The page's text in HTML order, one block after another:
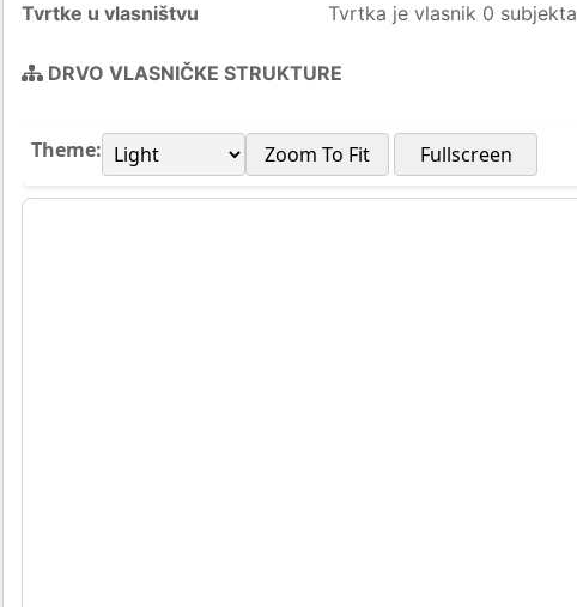
Tvrtke u vlasništvu
Tvrtka je vlasnik 0 subjekta
DRVO VLASNIČKE STRUKTURE
Theme: Zoom To Fit Fullscreen